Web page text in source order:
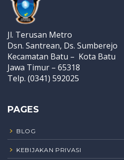
Jl. Terusan Metro
Dsn. Santrean, Ds. Sumberejo
Kecamatan Batu – Kota Batu
Jawa Timur – 65318
Telp. (0341) 592025
PAGES
BLOG
KEBIJAKAN PRIVASI